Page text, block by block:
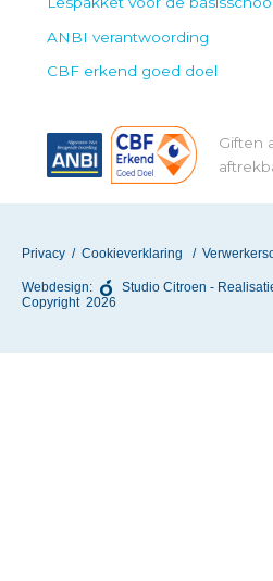
ANBI verantwoording
CBF erkend goed doel
Giften
Privacy / Cookieverklaring /
Webdesign: Studio Citroen -
Copyright 2026